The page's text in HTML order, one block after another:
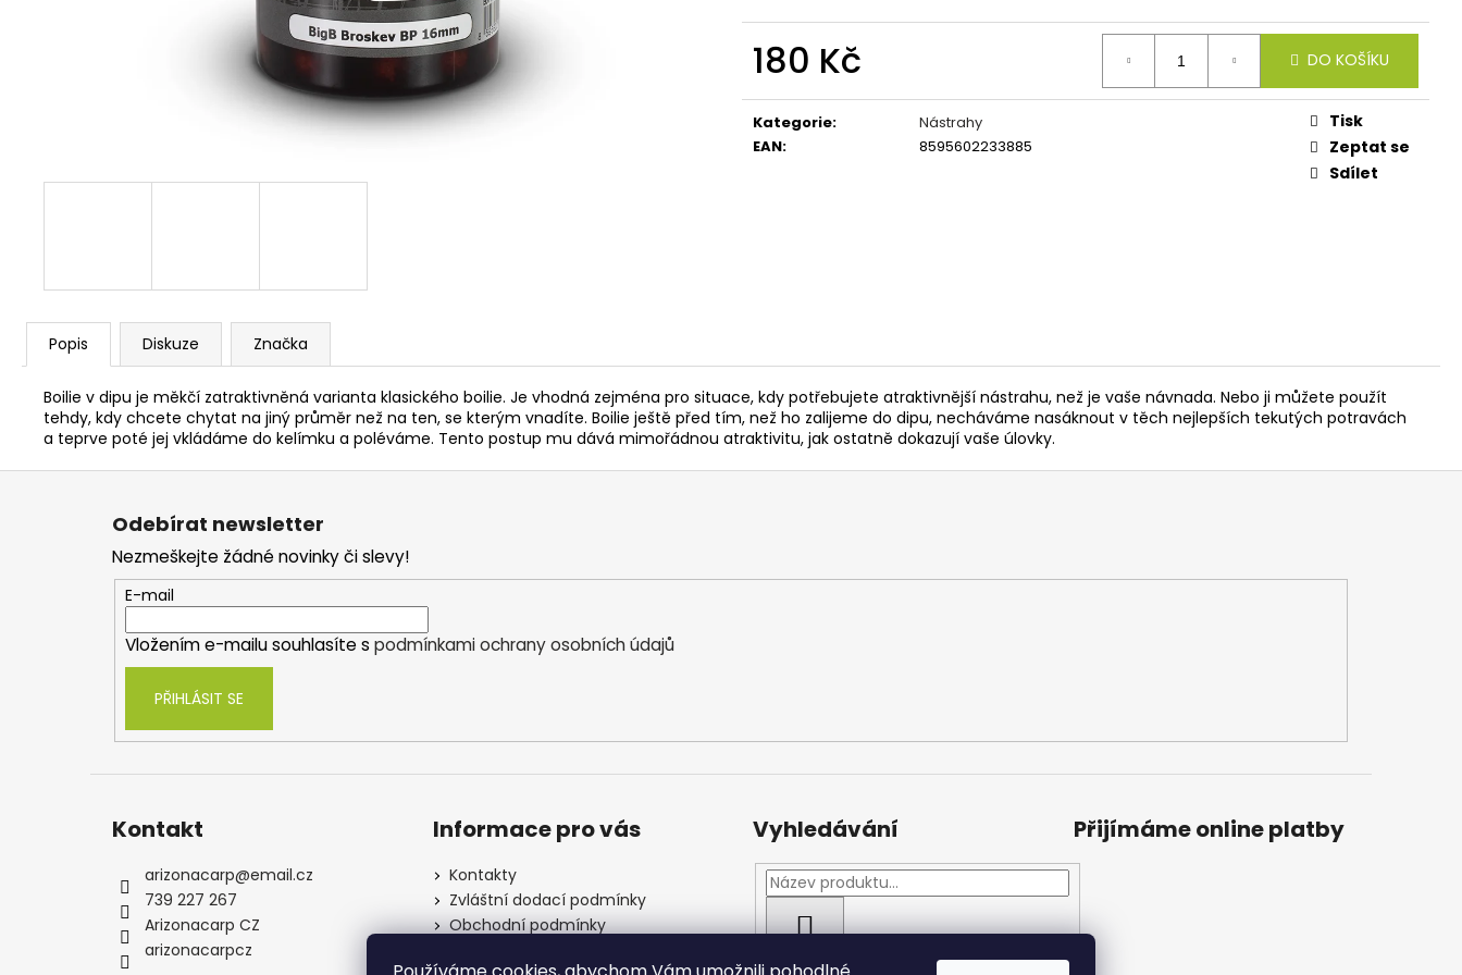
180 Kč
cena:
DO KOŠÍKU
Kategorie:
Nástrahy
EAN: 8595602233885
Tisk
Zeptat se
Sdílet
Popis Diskuze Značka
Boilie v dipu je měkčí zatraktivněná varianta klasického boilie. Je vhodná zejména pro situace, kdy potřebujete atraktivnější nástrahu, než je vaše návnada. Nebo ji můžete použít
tehdy, kdy chcete chytat na jiný průměr než na ten, se kterým vnadíte. Boilie ještě před tím, než ho zalijeme do dipu, necháváme nasáknout v těch nejlepších tekutých potravách
a teprve poté jej vkládáme do kelímku a poléváme. Tento postup mu dává mimořádnou atraktivitu, jak ostatně dokazují vaše úlovky.
OLOVĚNÉ KRMÍTKO S TRUBIČKOU
DELPHIN EAZYSIX
44 Kč
ROHLÍKOVÉ BOILIES FLUO 30G
Z
Odebírat newsletter
Nezmeškejte žádné novinky či slevy!
E-mail
Vložením e-mailu souhlasíte s podmínkami ochrany osobních údajů
PŘIHLÁSIT SE
Kontakt
arizonacarp@email.cz
739 227 267
Arizonacarp CZ
arizonacarpcz
Informace pro vás
Kontakty
Zvláštní dodací podmínky
Obchodní podmínky
Vyhledávání
HLEDAT
Přijímáme online platby